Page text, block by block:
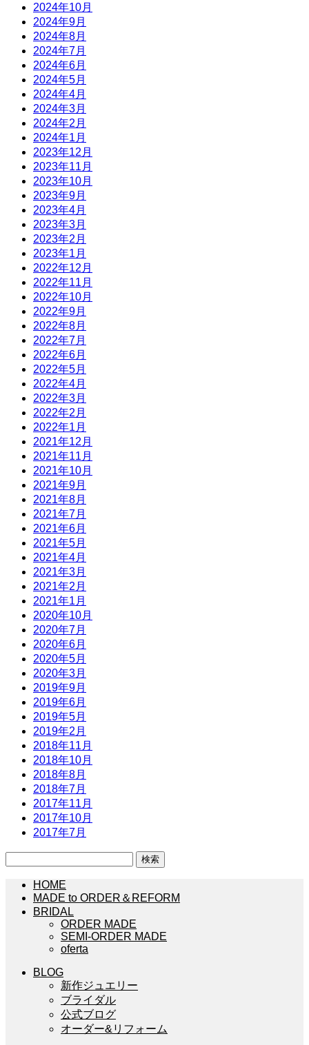
2024年10月
2024年9月
2024年8月
2024年7月
2024年6月
2024年5月
2024年4月
2024年3月
2024年2月
2024年1月
2023年12月
2023年11月
2023年10月
2023年9月
2023年4月
2023年3月
2023年2月
2023年1月
2022年12月
2022年11月
2022年10月
2022年9月
2022年8月
2022年7月
2022年6月
2022年5月
2022年4月
2022年3月
2022年2月
2022年1月
2021年12月
2021年11月
2021年10月
2021年9月
2021年8月
2021年7月
2021年6月
2021年5月
2021年4月
2021年3月
2021年2月
2021年1月
2020年10月
2020年7月
2020年6月
2020年5月
2020年3月
2019年9月
2019年6月
2019年5月
2019年2月
2018年11月
2018年10月
2018年8月
2018年7月
2017年11月
2017年10月
2017年7月
HOME
MADE to ORDER＆REFORM
BRIDAL
ORDER MADE
SEMI-ORDER MADE
oferta
BLOG
新作ジュエリー
ブライダル
公式ブログ
オーダー&リフォーム